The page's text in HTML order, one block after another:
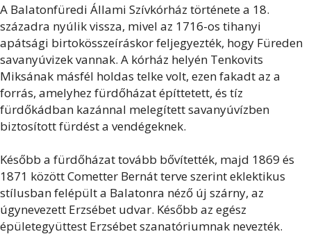
A Balatonfüredi Állami Szívkórház története a 18.
századra nyúlik vissza, mivel az 1716-os tihanyi
apátsági birtokösszeíráskor feljegyezték, hogy Füreden
savanyúvizek vannak. A kórház helyén Tenkovits
Miksának másfél holdas telke volt, ezen fakadt az a
forrás, amelyhez fürdőházat építtetett, és tíz
fürdőkádban kazánnal melegített savanyúvízben
biztosított fürdést a vendégeknek.
Később a fürdőházat tovább bővítették, majd 1869 és
1871 között Cometter Bernát terve szerint eklektikus
stílusban felépült a Balatonra néző új szárny, az
úgynevezett Erzsébet udvar. Később az egész
épületegyüttest Erzsébet szanatóriumnak nevezték.